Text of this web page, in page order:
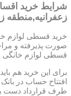
شرایط خرید
زعفرانیه,منطقه
خرید قسطی لوازم
صورت پذیرفته و
قسطی لوازم خانگی
برای این خرید هم
افتتاح حساب در
طرف قرارداد دست